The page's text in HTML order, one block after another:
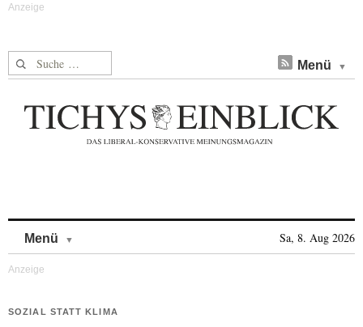
Suche nach: Menü
Menü Sa, 8. Aug 2026
SOZIAL STATT KLIMA